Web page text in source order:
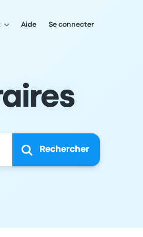
Aide Se connecter
Rechercher